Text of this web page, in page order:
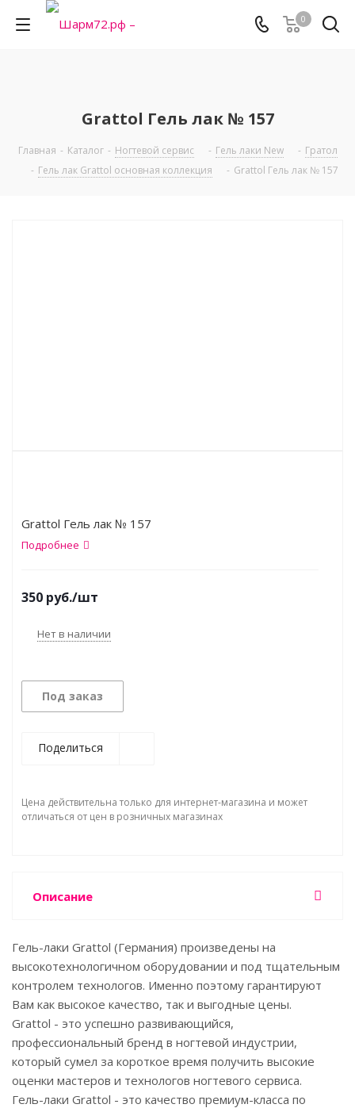
0
Grattol Гель лак № 157
Главная - Каталог - Ногтевой сервис - Гель лаки New - Гратол
- Гель лак Grattol основная коллекция - Grattol Гель лак № 157
Grattol Гель лак № 157
Подробнее
350 руб./шт
Нет в наличии
Под заказ
Поделиться
Цена действительна только для интернет-магазина и может
отличаться от цен в розничных магазинах
Описание
Гель-лаки Grattol (Германия) произведены на
высокотехнологичном оборудовании и под тщательным
контролем технологов. Именно поэтому гарантируют
Вам как высокое качество, так и выгодные цены.
Grattol - это успешно развивающийся,
профессиональный бренд в ногтевой индустрии,
который сумел за короткое время получить высокие
оценки мастеров и технологов ногтевого сервиса.
Гель-лаки Grattol - это качество премиум-класса по